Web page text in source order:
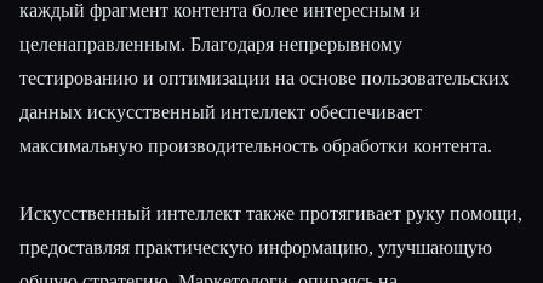
каждый фрагмент контента более интересным и
целенаправленным. Благодаря непрерывному
тестированию и оптимизации на основе пользовательских
данных искусственный интеллект обеспечивает
максимальную производительность обработки контента.
Искусственный интеллект также протягивает руку помощи,
предоставляя практическую информацию, улучшающую